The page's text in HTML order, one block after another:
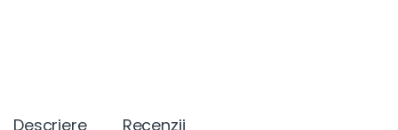
Descriere Recenzii